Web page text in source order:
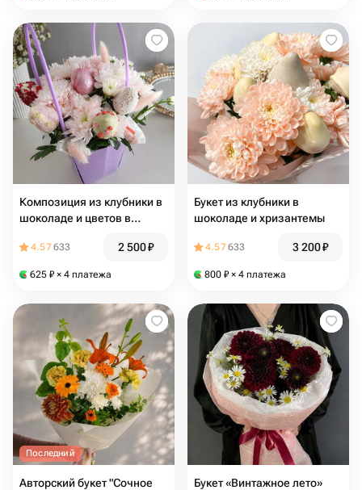
Композиция из клубники в
шоколаде и цветов в
4.57633 2 500₽
625 ₽ × 4 платежа
Букет из клубники в
шоколаде и хризантемы
4.57633 3 200₽
800 ₽ × 4 платежа
Последний
Авторский букет "Сочное
Букет «Винтажное лето»